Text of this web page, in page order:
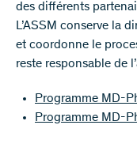
des différents
L’ASSM conserve la
et coordonne le
reste responsable de
Programme MD-
Programme MD-